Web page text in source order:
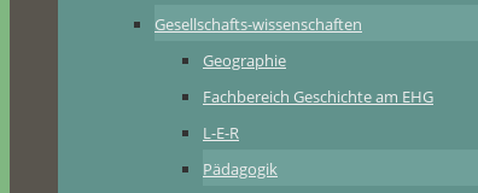
Gesellschafts-wissenschaften
Geographie
Fachbereich Geschichte am EHG
L-E-R
Pädagogik